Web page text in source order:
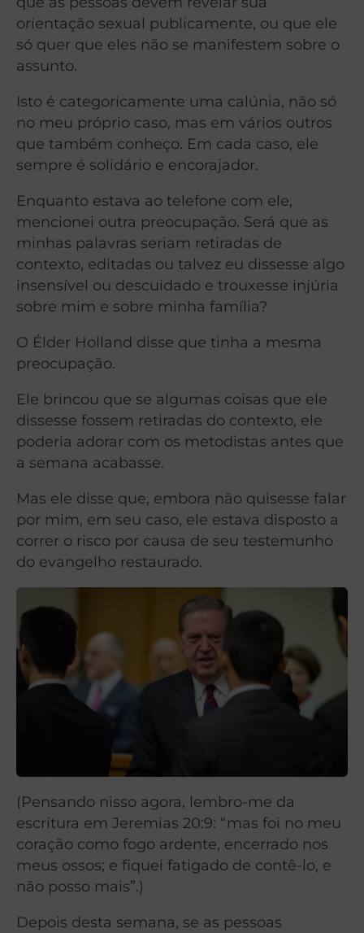
orientação sexual publicamente, ou que ele
só quer que eles não se manifestem sobre o
assunto.
Isto é categoricamente uma calúnia, não só
no meu próprio caso, mas em vários outros
que também conheço. Em cada caso, ele
sempre é solidário e encorajador.
Enquanto estava ao telefone com ele,
mencionei outra preocupação. Será que as
minhas palavras seriam retiradas de
contexto, editadas ou talvez eu dissesse algo
insensível ou descuidado e trouxesse injúria
sobre mim e sobre minha família?
O Élder Holland disse que tinha a mesma
preocupação.
Ele brincou que se algumas coisas que ele
dissesse fossem retiradas do contexto, ele
poderia adorar com os metodistas antes que
a semana acabasse.
Mas ele disse que, embora não quisesse falar
por mim, em seu caso, ele estava disposto a
correr o risco por causa de seu testemunho
do evangelho restaurado.
(Pensando nisso agora, lembro-me da
escritura em Jeremias 20:9: “mas foi no meu
coração como fogo ardente, encerrado nos
meus ossos; e fiquei fatigado de contê-lo, e
não posso mais”.)
Depois desta semana, se as pessoas